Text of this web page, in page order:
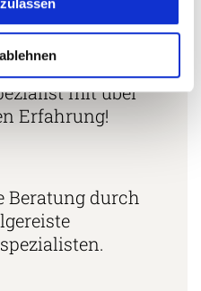
Ihrer Buchung bei uns
treffen:
mit über
Erfahrung!
Beratung durch